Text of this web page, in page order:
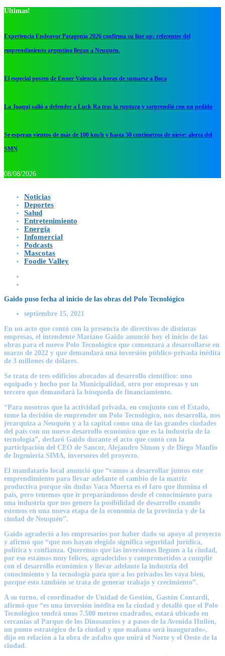
Ultimas!
Experiencia Endeavor Patagonia 2026 confirma su line up: referentes del
emprendimiento argentino llegan a Neuquén.
El especial posteo de Enner Valencia a horas de sumarse a Boca
La Joaqui salió a defender a Luck Ra tras la ruptura y sorprendió con un pedido
Se esperan vientos de más de 100 km/h y hasta 50 centímetros de nieve: alerta del
SMN
08/08/2026
Noticias
Deportes
Salud
Entretenimiento
Energía
Infomercial
Podcasts
Mascotas
Foodie Valley
Gaido puso fecha al inicio de las obras del Polo Tecnológico
septiembre 15, 2021
En un acto que contó con la presencia de directivos de distintas
empresas, el intendente Mariano Gaido anunció hoy el inicio de las
obras para el nuevo Polo Tecnológico que comenzará a desarrollarse en
marzo de 2022 y que demandará una inversión público-privada inédita
de 3 millones de dólares.
Se trata de tres edificios abocados al desarrollo científico: uno
equipado y hecho por la Municipalidad, otro por empresas y un
tercero que demandará la búsqueda de financiamiento.
“Para nosotros que la actividad privada, en conjunto con el Estado,
tome la decisión de emprender un Polo Tecnológico, nos desarrolla, nos
jerarquiza a Neuquén y a la capital como una de las grandes ciudades
del país con un nuevo desarrollo económico que es la industria de la
tecnología”, declaró Gaido durante el acto que contó con la
participación del CEO de Sancor, Alejandro Simon y de Diego Manfio
de Ingeniería SIMA, inversores del proyecto.
El mandatario local anunció que “vamos a desarrollar juntos este
emprendimiento para llevar adelante el cambio de la matriz
productiva porque sin dudas Vaca Muerta es el faro que ilumina el
país, pero tenemos que ir preparándonos desde el conocimiento para
una industria que nos genere la posibilidad de desarrollo cuando
estemos en una nueva etapa de la economía de la provincia y de la
ciudad de Neuquén”.
Gaido agradeció a los empresarios por haber dado su apoyo al proyecto
y afirmó que “que nos hayan elegido significa seguridad jurídica,
política y confianza. Queremos que las inversiones lleguen a la ciudad,
por eso estamos muy felices, agradecidos y comprometidos a cumplir
con el desarrollo económico y llevar adelante la industria del
conocimiento y la tecnología para que a los privados les vaya bien,
porque esto también se trata de generar trabajo y crecimiento”.
A su turno, el coordinador de Unidad de Gestión, Gastón Contardi,
afirmó que “es una inversión inédita en la ciudad y detalló que el Polo
Tecnológico tendrá unos 7.500 metros cuadrados, estará ubicado en
cercanías al Parque de los Dinosaurios y a pasos de la Avenida Huilén,
un punto estratégico de la ciudad y que mañana será inaugurado»,
dijo en relación a la obra de asfalto que unirá el Norte y el Oeste de la
ciudad.